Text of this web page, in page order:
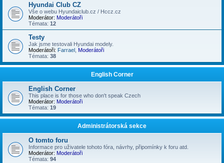
Hyundai Club CZ
Vše o webu Hyundaiclub.cz / Hccz.cz
Moderátor: Moderátoři
Témata: 12
Testy
Jak jsme testovali Hyundai modely.
Moderátoři: Farrael Moderátoři
Témata: 38
English Corner
English Corner
This place is for those who don't speak Czech
Moderátor: Moderátoři
Témata: 19
Administrátorská sekce
O tomto foru
Informace pro uživatele tohoto fóra, návrhy, připomínky k foru atd.
Moderátor: Moderátoři
Témata: 94